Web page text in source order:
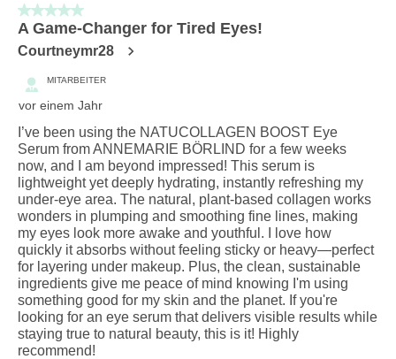
5 von 5 Sternen.
A Game-Changer for Tired Eyes!
Courtneymr28
MITARBEITER
vor einem Jahr
I’ve been using the NATUCOLLAGEN BOOST Eye
Serum from ANNEMARIE BÖRLIND for a few weeks
now, and I am beyond impressed! This serum is
lightweight yet deeply hydrating, instantly refreshing my
under-eye area. The natural, plant-based collagen works
wonders in plumping and smoothing fine lines, making
my eyes look more awake and youthful. I love how
quickly it absorbs without feeling sticky or heavy—perfect
for layering under makeup. Plus, the clean, sustainable
ingredients give me peace of mind knowing I'm using
something good for my skin and the planet. If you're
looking for an eye serum that delivers visible results while
staying true to natural beauty, this is it! Highly
recommend!